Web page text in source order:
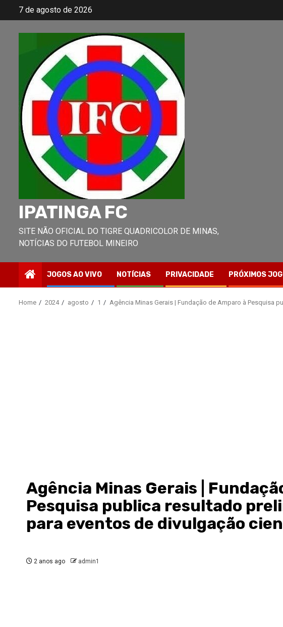
7 de agosto de 2026
IPATINGA FC
SITE NÃO OFICIAL DO TIGRE QUADRICOLOR DE MINAS,
NOTÍCIAS DO FUTEBOL MINEIRO
JOGOS AO VIVO NOTÍCIAS PRIVACIDADE PRÓXIMOS
Home 2024 agosto 1 Agência Minas Gerais | Fundação de Amparo à Pesquisa
Agência Minas Gerais |
Pesquisa publica resultado
para eventos de divulgação
2 anos ago admin1